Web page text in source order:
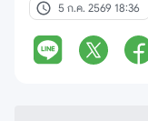
5 ก.ค. 2569 18:36